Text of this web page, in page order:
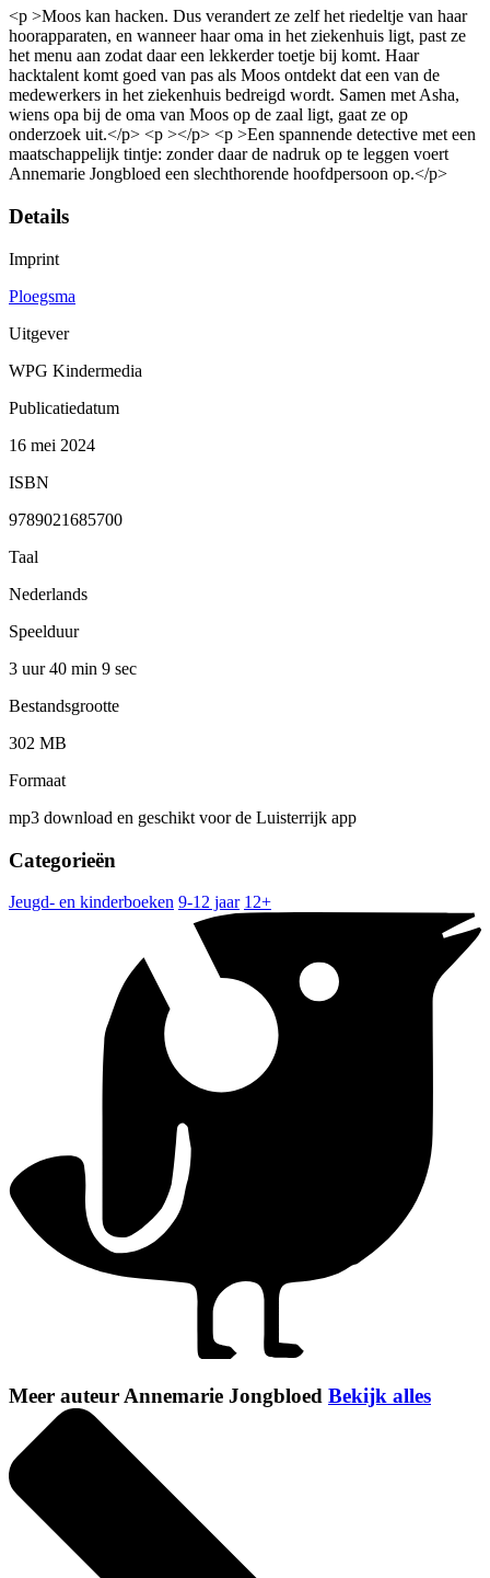
<p >Moos kan hacken. Dus verandert ze zelf het riedeltje van haar
hoorapparaten, en wanneer haar oma in het ziekenhuis ligt, past ze
het menu aan zodat daar een lekkerder toetje bij komt. Haar
hacktalent komt goed van pas als Moos ontdekt dat een van de
medewerkers in het ziekenhuis bedreigd wordt. Samen met Asha,
wiens opa bij de oma van Moos op de zaal ligt, gaat ze op
onderzoek uit.</p> <p ></p> <p >Een spannende detective met een
maatschappelijk tintje: zonder daar de nadruk op te leggen voert
Annemarie Jongbloed een slechthorende hoofdpersoon op.</p>
Details
Imprint
Ploegsma
Uitgever
WPG Kindermedia
Publicatiedatum
16 mei 2024
ISBN
9789021685700
Taal
Nederlands
Speelduur
3 uur 40 min 9 sec
Bestandsgrootte
302 MB
Formaat
mp3 download en geschikt voor de Luisterrijk app
Categorieën
Jeugd- en kinderboeken 9-12 jaar 12+
Meer auteur Annemarie Jongbloed Bekijk alles